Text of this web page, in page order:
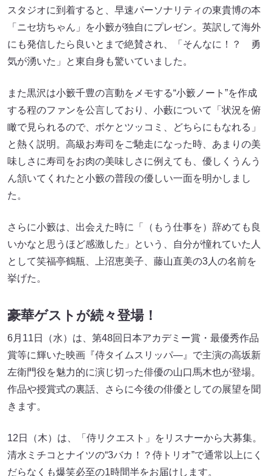
スタジオに到着すると、早速パーソナリティの東貴博の本
「ニセ坊ちゃん」を小籔が独自にプレゼン。英訳して海外
にも発信したら良いとまで絶賛され、「そんなに！？ 勇
気が湧いた」と東自身も驚いていました。
また黒沢は小籔千豊の言動をメモする“小籔ノート”を作成
する程のファンを公言しており、小藪について「状況を俯
瞰で見られるので、ボケとツッコミ、どちらにもなれる」
と熱く説明。高級お寿司をご馳走になった時、あまりの美
味しさに寿司をお肉の美味しさに例えても、優しくうんう
ん頷いてくれたと小籔の普段の優しい一面を明かしまし
た。
さらに小籔は、出会えた時に「（もう仕事を）辞めても良
いかなと思うほど感激した」という、自分が憧れていた人
として笑福亭鶴瓶、上沼恵美子、藤山直美の3人の名前を
挙げた。
豪華ゲストが続々登場！
6月11日（水）は、第48回日本アカデミー賞・最優秀作品
賞等に輝いた映画『侍タイムスリッパ―』で主演の高坂新
左衛門役を魅力的に演じ切った俳優の山口馬木也が登場。
作品や授賞式の裏話、さらに今後の俳優としての展望を聞
きます。
12日（木）は、「侍リクエスト」をリスナーから大募集。
清水ミチコとナイツの“3バカ！？侍トリオ”で通常以上にく
だらなくも爆笑必至の1時間半をお届けします。